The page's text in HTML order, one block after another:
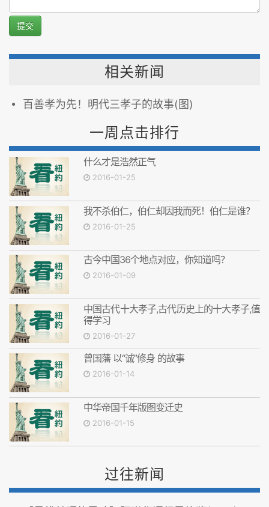
提交
相关新闻
百善孝为先！明代三孝子的故事(图)
一周点击排行
什么才是浩然正气
2016-01-25
我不杀伯仁，伯仁却因我而死！伯仁是谁？
2016-01-25
古今中国36个地点对应，你知道吗？
2016-01-09
中国古代十大孝子,古代历史上的十大孝子,值
得学习
2016-01-27
曾国藩 以“诚”修身 的故事
2016-01-14
中华帝国千年版图变迁史
2016-01-15
过往新闻